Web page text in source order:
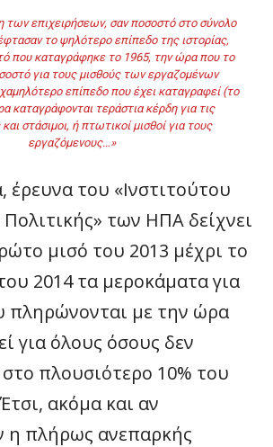
των επιχειρήσεων, σαν ποσοστό στο σύνολο
το ψηλότερο επίπεδο της ιστορίας,
που καταγράφηκε το 1965, την ώρα που το
για τους μισθούς των εργαζομένων
επίπεδο που έχει καταγραφεί (το
καταγράφονται τεράστια κέρδη για τις
και στάσιμοι, ή πτωτικοί μισθοί για τους
εργαζόμενους…»
έρευνα του «Ινστιτούτου
των ΗΠΑ δείχνει
μισό του 2013 μέχρι το
2014 τα μεροκάματα για
πληρώνονται με την ώρα
για όλους όσους δεν
πλουσιότερο 10% του
ακόμα και αν
η πλήρως ανεπαρκής